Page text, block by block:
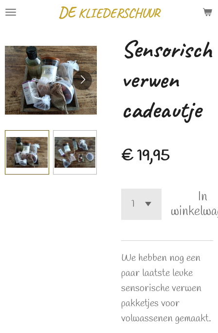
Ga
de
hoofdinhoud
DEKLIEDERSCHUUR
Sensorisch
verwen
cadeautje
€ 19,95
In
We hebben nog een
paar laatste leuke
sensorische verwen
pakketjes voor
volwassenen gemaakt.